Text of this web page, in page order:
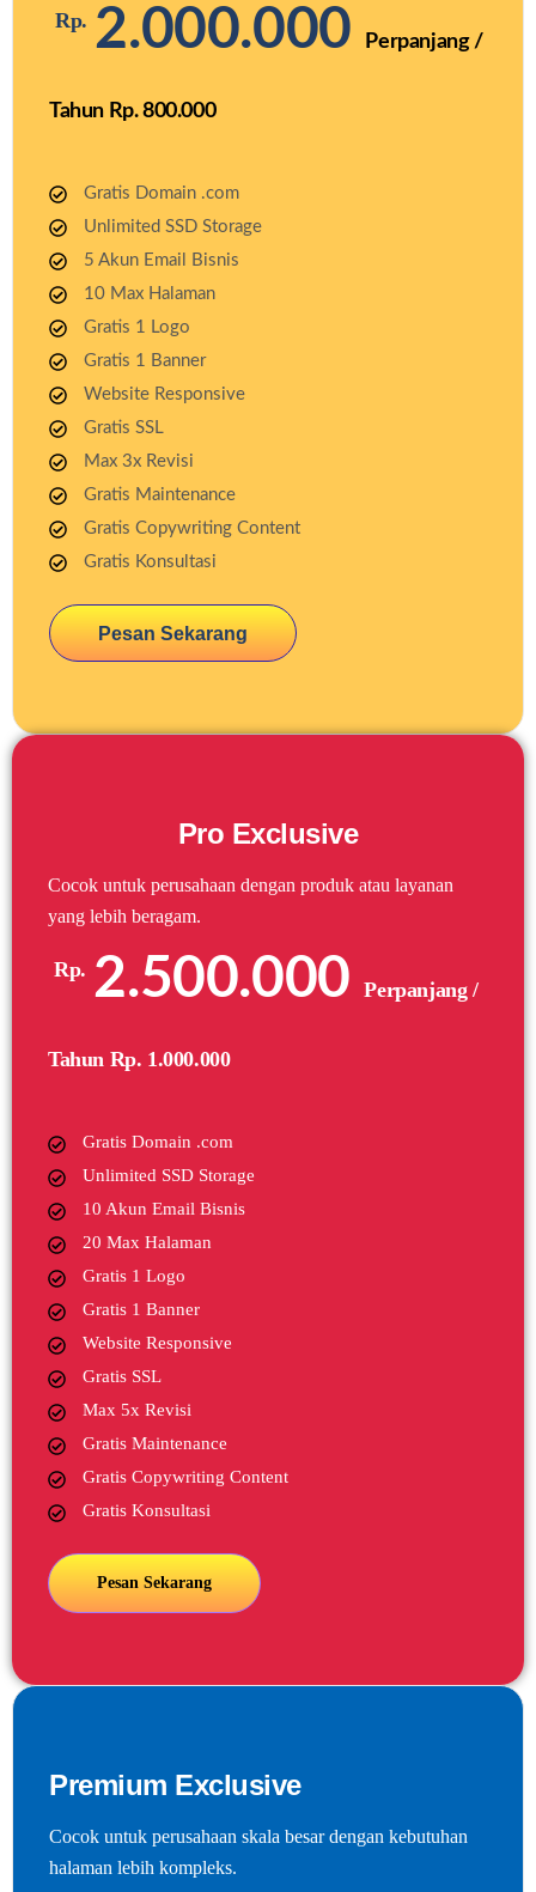
Rp. 2.000.000 Perpanjang /
Tahun Rp. 800.000
Gratis Domain .com
Unlimited SSD Storage
5 Akun Email Bisnis
10 Max Halaman
Gratis 1 Logo
Gratis 1 Banner
Website Responsive
Gratis SSL
Max 3x Revisi
Gratis Maintenance
Gratis Copywriting Content
Gratis Konsultasi
Pesan Sekarang
Pro Exclusive
Cocok untuk perusahaan dengan produk atau layanan
yang lebih beragam.
Rp. 2.500.000 Perpanjang /
Tahun Rp. 1.000.000
Gratis Domain .com
Unlimited SSD Storage
10 Akun Email Bisnis
20 Max Halaman
Gratis 1 Logo
Gratis 1 Banner
Website Responsive
Gratis SSL
Max 5x Revisi
Gratis Maintenance
Gratis Copywriting Content
Gratis Konsultasi
Pesan Sekarang
Premium Exclusive
Cocok untuk perusahaan skala besar dengan kebutuhan
halaman lebih kompleks.